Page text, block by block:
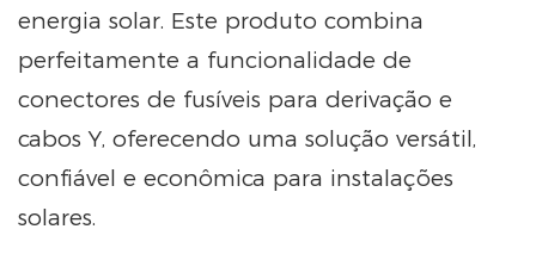
energia solar. Este produto combina
perfeitamente a funcionalidade de
conectores de fusíveis para derivação e
cabos Y, oferecendo uma solução versátil,
confiável e econômica para instalações
solares.